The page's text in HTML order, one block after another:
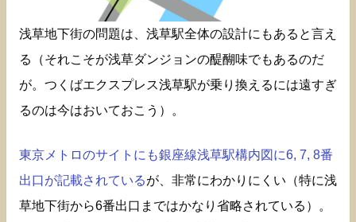
浅草地下街の問題は、浅草駅全体の設計にもあると言え
る（それこそが浅草ダンジョンの醍醐味でもあるのだ
が。つくばエクスプレス浅草駅が乗り換えるには遠すぎ
るのは今はおいておこう）。
東京メトロのサイトにも銀座線浅草駅構内図に6, 7, 8番
出口が記載されているが、非常にわかりにくい（特に浅
草地下街から6番出口まではかなり省略されている）。